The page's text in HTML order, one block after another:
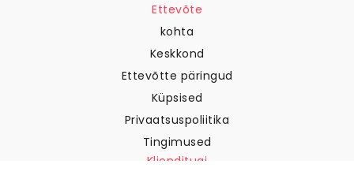
Ettevõte
kohta
Keskkond
Ettevõtte päringud
Küpsised
Privaatsuspoliitika
Tingimused
Klienditugi